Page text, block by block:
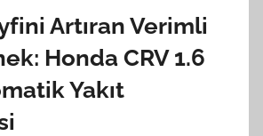
Artıran Verimli
Honda CRV 1.6
Yakıt